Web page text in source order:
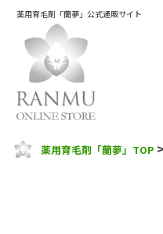
薬用育毛剤「蘭夢」公式通販サイト
薬用育毛剤「蘭夢」TOP >